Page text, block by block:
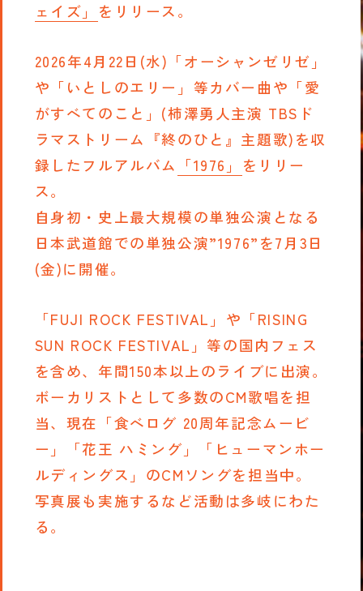
ェイズ」 をリリース。
2026年4月22日(水)「オーシャンゼリゼ」
や「いとしのエリー」等カバー曲や「愛
がすべてのこと」(柿澤勇人主演 TBSド
ラマストリーム『終のひと』主題歌)を収
録したフルアルバム 「1976」 をリリー
ス。
自身初・史上最大規模の単独公演となる
日本武道館での単独公演”1976”を7月3日
(金)に開催。
「FUJI ROCK FESTIVAL」や「RISING
SUN ROCK FESTIVAL」等の国内フェス
を含め、年間150本以上のライブに出演。
ボーカリストとして多数のCM歌唱を担
当、現在「食べログ 20周年記念ムービ
ー」「花王 ハミング」「ヒューマンホー
ルディングス」のCMソングを担当中。
写真展も実施するなど活動は多岐にわた
る。